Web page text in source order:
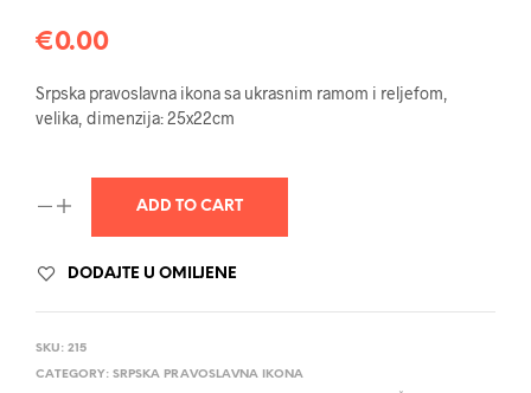
€0.00
Srpska pravoslavna ikona sa ukrasnim ramom i reljefom,
velika, dimenzija: 25x22cm
ADD TO CART
DODAJTE U OMILJENE
SKU: 215
CATEGORY: SRPSKA PRAVOSLAVNA IKONA